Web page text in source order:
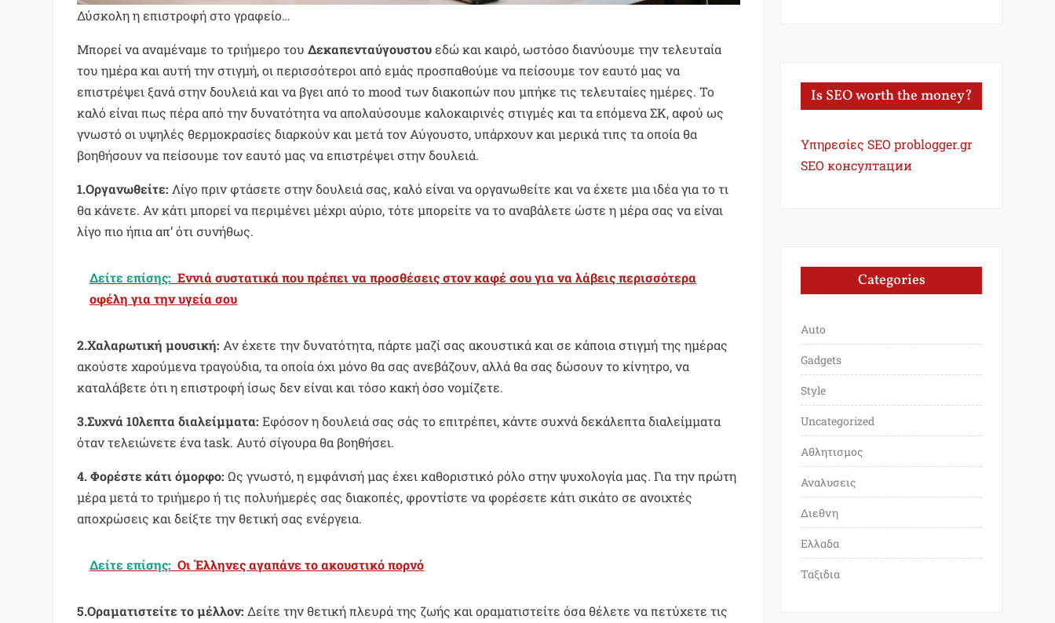
Δύσκολη η επιστροφή στο γραφείο…
Μπορεί να αναμέναμε το τριήμερο τουΔεκαπενταύγουστουεδώ και καιρό, ωστόσο διανύουμε την τελευταία
του ημέρα και αυτή την στιγμή, οι περισσότεροι από εμάς προσπαθούμε να πείσουμε τον εαυτό μας να
επιστρέψει ξανά στην δουλειά και να βγει από το mood των διακοπών που μπήκε τις τελευταίες ημέρες. Το
καλό είναι πως πέρα από την δυνατότητα να απολαύσουμε καλοκαιρινές στιγμές και τα επόμενα ΣΚ, αφού ως
γνωστό οι υψηλές θερμοκρασίες διαρκούν και μετά τον Αύγουστο, υπάρχουν και μερικά τιπς τα οποία θα
βοηθήσουν να πείσουμε τον εαυτό μας να επιστρέψει στην δουλειά.
1.Οργανωθείτε:Λίγο πριν φτάσετε στην δουλειά σας, καλό είναι να οργανωθείτε και να έχετε μια ιδέα για το τι
θα κάνετε. Αν κάτι μπορεί να περιμένει μέχρι αύριο, τότε μπορείτε να το αναβάλετε ώστε η μέρα σας να είναι
λίγο πιο ήπια απ’ ότι συνήθως.
Δείτε επίσης: Eννιά συστατικά που πρέπει να προσθέσεις στον καφέ σου για να λάβεις περισσότερα
οφέλη για την υγεία σου
2.Χαλαρωτική μουσική:Αν έχετε την δυνατότητα, πάρτε μαζί σας ακουστικά και σε κάποια στιγμή της ημέρας
ακούστε χαρούμενα τραγούδια, τα οποία όχι μόνο θα σας ανεβάζουν, αλλά θα σας δώσουν το κίνητρο, να
καταλάβετε ότι η επιστροφή ίσως δεν είναι και τόσο κακή όσο νομίζετε.
3.Συχνά 10λεπτα διαλείμματα: Εφόσον η δουλειά σας σάς το επιτρέπει, κάντε συχνά δεκάλεπτα διαλείμματα
όταν τελειώνετε ένα task. Αυτό σίγουρα θα βοηθήσει.
4. Φορέστε κάτι όμορφο: Ως γνωστό, η εμφάνισή μας έχει καθοριστικό ρόλο στην ψυχολογία μας. Για την πρώτη
μέρα μετά το τριήμερο ή τις πολυήμερές σας διακοπές, φροντίστε να φορέσετε κάτι σικάτο σε ανοιχτές
αποχρώσεις και δείξτε την θετική σας ενέργεια.
Δείτε επίσης: Οι Έλληνες αγαπάνε το ακουστικό πορνό
5.Οραματιστείτε το μέλλον: Δείτε την θετική πλευρά της ζωής και οραματιστείτε όσα θέλετε να πετύχετε τις
Is SEO worth the money?
Υπηρεσίες SEO problogger.gr
SEO консултации
Categories
Auto
Gadgets
Style
Uncategorized
Αθλητισμος
Αναλυσεις
Διεθνη
Ελλαδα
Ταξιδια